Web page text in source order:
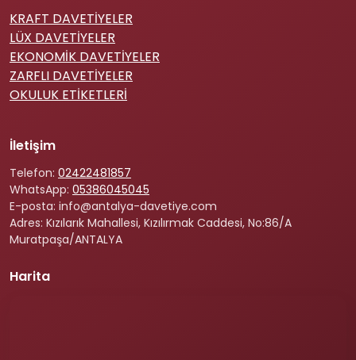
KRAFT DAVETİYELER
LÜX DAVETİYELER
EKONOMİK DAVETİYELER
ZARFLI DAVETİYELER
OKULUK ETİKETLERİ
İletişim
Telefon: 02422481857
WhatsApp: 05386045045
E-posta: info@antalya-davetiye.com
Adres: Kızılarık Mahallesi, Kızılırmak Caddesi, No:86/A
Muratpaşa/ANTALYA
Harita